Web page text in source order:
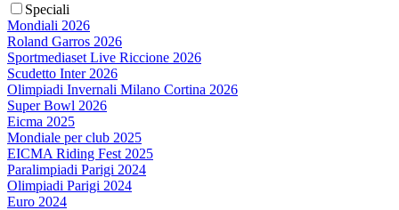
Speciali
Mondiali 2026
Roland Garros 2026
Sportmediaset Live Riccione 2026
Scudetto Inter 2026
Olimpiadi Invernali Milano Cortina 2026
Super Bowl 2026
Eicma 2025
Mondiale per club 2025
EICMA Riding Fest 2025
Paralimpiadi Parigi 2024
Olimpiadi Parigi 2024
Euro 2024